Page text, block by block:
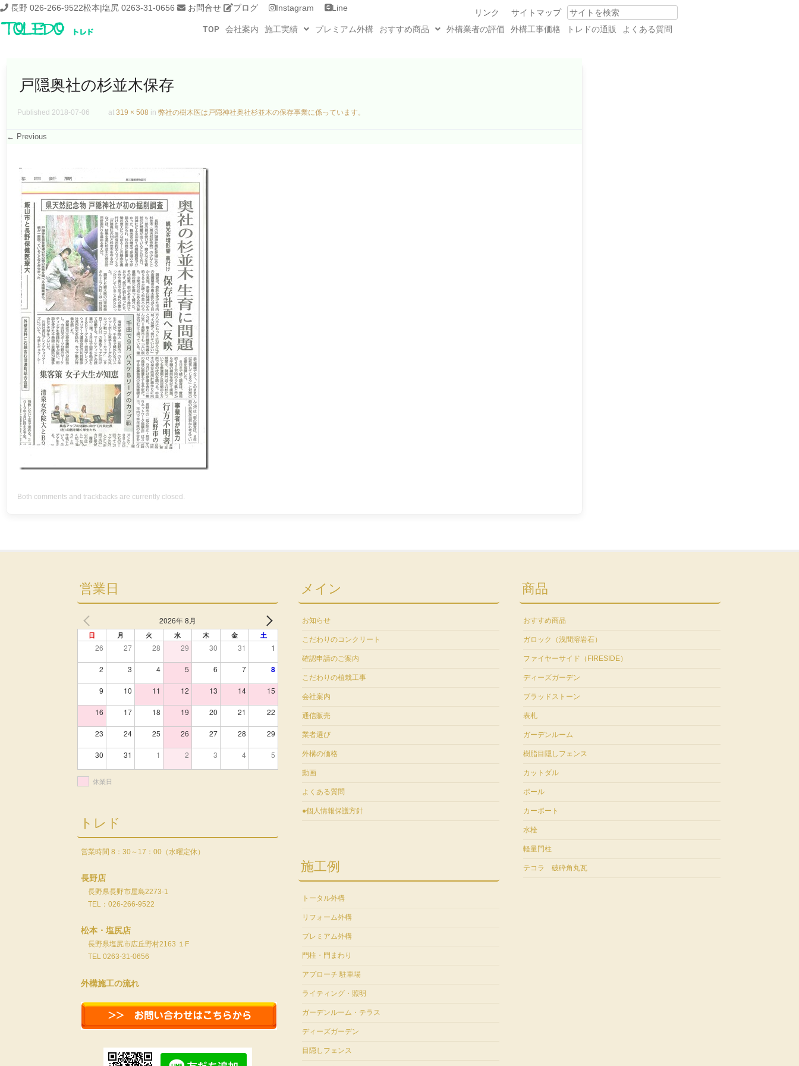
長野 026-266-9522松本|塩尻 0263-31-0656 お問合せ ブログ Instagram Line Search
サイトマップ
リンク
TOP
会社案内 施工実績 プレミアム外構 おすすめ商品 外構業者の評価 外構工事価格 トレドの通販 よくある質問
戸隠奥社の杉並木保存
Published 2018-07-06 at 319 × 508 in 弊社の樹木医は戸隠神社奥社杉並木の保存事業に係っています。
← Previous
Both comments and trackbacks are currently closed.
営業日
2026年 8月
日 月 火 水 木 金 土
26 27 28 29 30 31 1
2 3 4 5 6 7 8
9 10 11 12 13 14 15
16 17 18 19 20 21 22
23 24 25 26 27 28 29
30 31 1 2 3 4 5
休業日
トレド
営業時間 8：30～17：00（水曜定休）
長野店
長野県長野市屋島2273-1
TEL：026-266-9522
松本・塩尻店
長野県塩尻市広丘野村2163 １F
TEL 0263-31-0656
外構施工の流れ
メイン
お知らせ
こだわりのコンクリート
確認申請のご案内
こだわりの植栽工事
会社案内
通信販売
業者選び
外構の価格
動画
よくある質問
●個人情報保護方針
施工例
トータル外構
リフォーム外構
プレミアム外構
門柱・門まわり
アプローチ 駐車場
ライティング・照明
ガーデンルーム・テラス
ディーズガーデン
目隠しフェンス
商品
おすすめ商品
ガロック（浅間溶岩石）
ファイヤーサイド（FIRESIDE）
ディーズガーデン
ブラッドストーン
表札
ガーデンルーム
樹脂目隠しフェンス
カットダル
ポール
カーポート
水栓
軽量門柱
テコラ 破砕角丸瓦